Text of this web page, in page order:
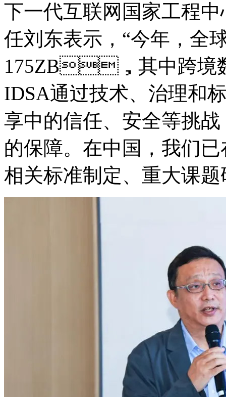
下一代互联网国家工程中
任刘东表示，“今年，
175ZB，其中跨境
IDSA通过技术、治理和
享中的信任、安全等挑
的保障。在中国，我们
相关标准制定、重大课